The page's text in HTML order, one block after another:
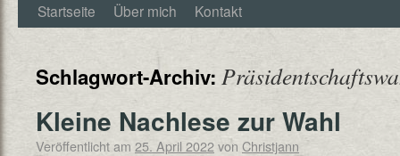
Startseite Über mich Kontakt
Schlagwort-Archiv:
Kleine Nachlese zur Wahl
Veröffentlicht am 25. April 2022von Christjann